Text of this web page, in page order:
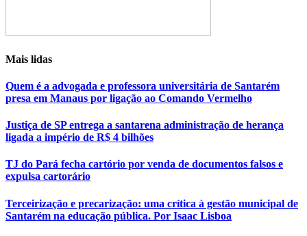
Mais lidas
Quem é a advogada e professora universitária de Santarém
presa em Manaus por ligação ao Comando Vermelho
Justiça de SP entrega a santarena administração de herança
ligada a império de R$ 4 bilhões
TJ do Pará fecha cartório por venda de documentos falsos e
expulsa cartorário
Terceirização e precarização: uma crítica à gestão municipal de
Santarém na educação pública. Por Isaac Lisboa